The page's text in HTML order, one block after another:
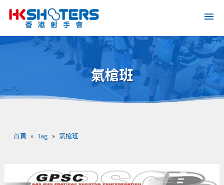
氣槍班
首頁 » Tag » 氣槍班